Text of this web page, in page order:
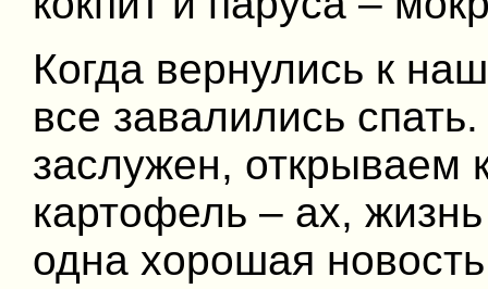
Когда вернулись к
все завалились
заслужен, открываем
картофель – ах,
одна хорошая